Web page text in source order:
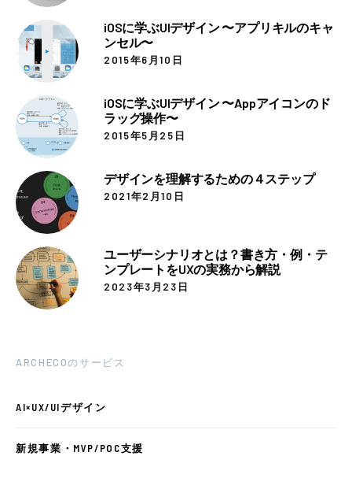
iOSに学ぶUIデザイン 〜アプリキルのキャ
ンセル〜
2015年6月10日
iOSに学ぶUIデザイン 〜Appアイコンのド
ラッグ操作〜
2015年5月25日
デザインを理解するための４ステップ
2021年2月10日
ユーザーシナリオとは？書き方・例・テ
ンプレートをUXの実務から解説
2023年3月23日
ARCHECOのサービス
AI×UX/UIデザイン
新規事業・MVP/POC支援